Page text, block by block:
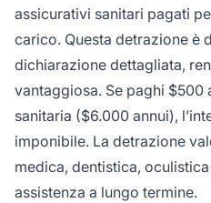
assicurativi sanitari pagati
carico. Questa detrazione è
dichiarazione dettagliata,
vantaggiosa. Se paghi $500
sanitaria ($6.000 annui),
imponibile. La detrazione
medica, dentistica,
assistenza a lungo termine.